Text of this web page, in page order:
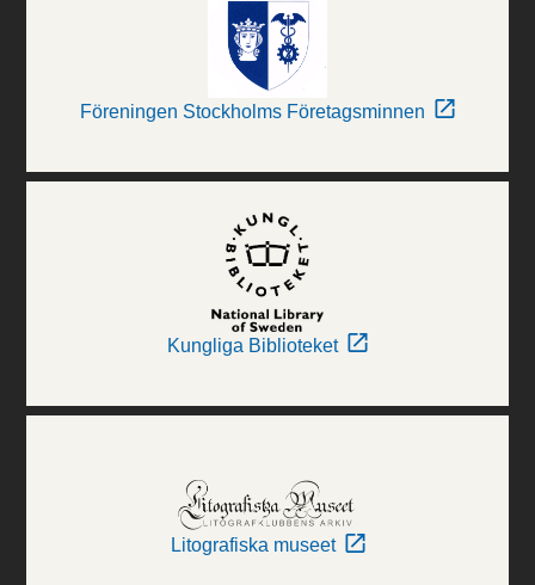
Föreningen Stockholms Företagsminnen
Kungliga Biblioteket
Litografiska museet